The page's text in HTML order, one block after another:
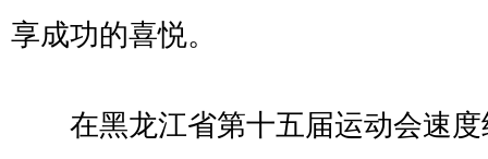
享成功的喜悦。
在黑龙江省第十五届运动会速度